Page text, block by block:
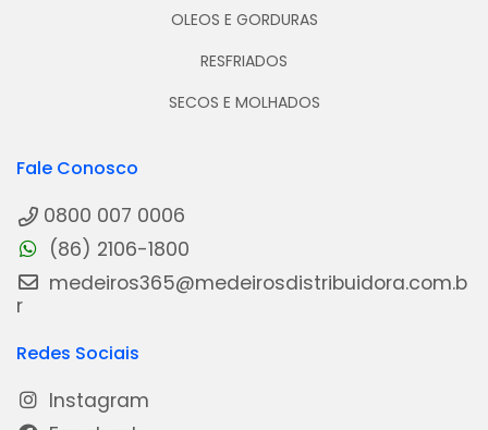
OLEOS E GORDURAS
RESFRIADOS
SECOS E MOLHADOS
Fale Conosco
0800 007 0006
(86) 2106-1800
medeiros365@medeirosdistribuidora.com.b
r
Redes Sociais
Instagram